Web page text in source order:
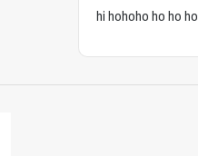
hi hohoho ho ho ho